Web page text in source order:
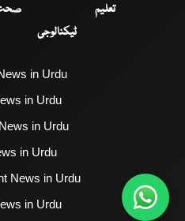
تعلیم
ٹیکنالوجی
in Urdu
in Urdu
in Urdu
in Urdu
News in Urdu
in Urdu